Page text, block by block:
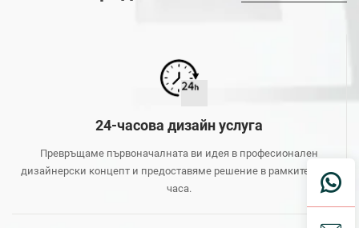
24-часова дизайн услуга
Превръщаме първоначалната ви идея в професионален
дизайнерски концепт и предоставяме решение в рамките на 24
часа.